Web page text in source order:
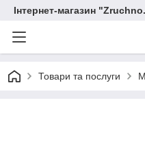
Інтернет-магазин
Товари та послуги